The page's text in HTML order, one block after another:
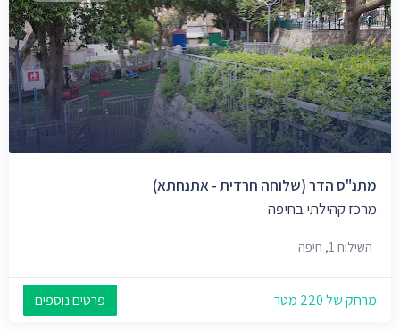
מתנ"ס הדר (שלוחה חרדית - אתנחתא)
מרכז קהילתי בחיפה
השילוח 1, חיפה
מרחק של 220 מטר פרטים נוספים